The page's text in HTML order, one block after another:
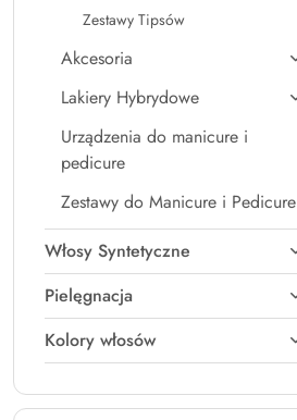
Zestawy Tipsów
Akcesoria
Lakiery Hybrydowe
Urządzenia do manicure i
pedicure
Zestawy do Manicure i Pedicure
Włosy Syntetyczne
Pielęgnacja
Kolory włosów